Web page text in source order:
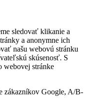
sledovať klikanie a
a anonymne ich
našu webovú stránku
skúsenosť. S
webovej stránke
zákazníkov Google, A/B-